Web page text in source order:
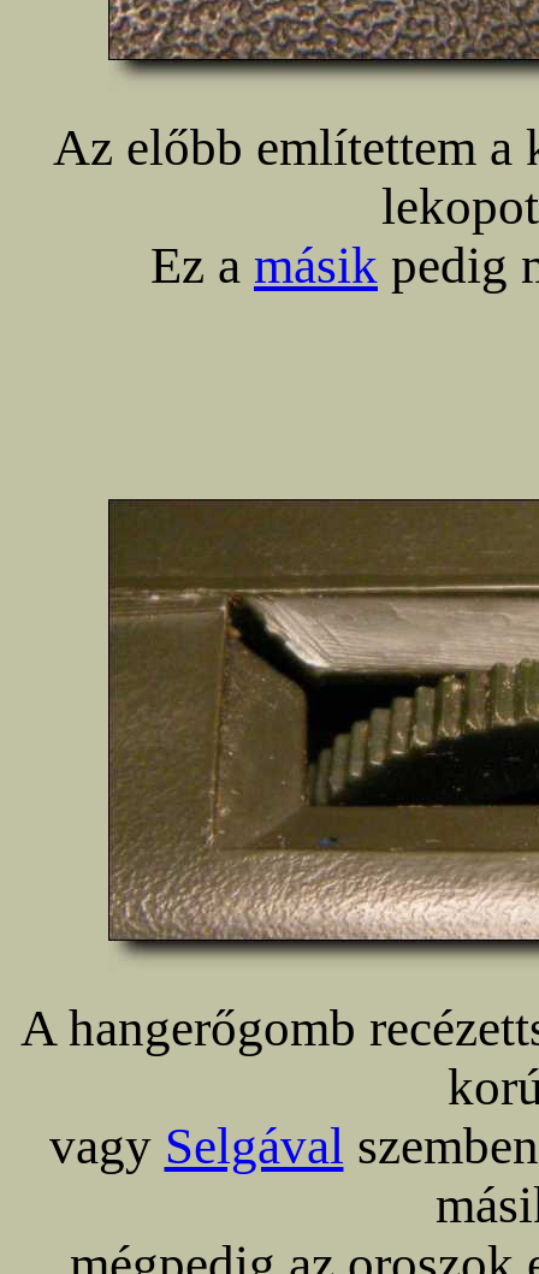
Az előbb említettem a
Ez a másik pedig
A hangerőgomb
vagy Selgával